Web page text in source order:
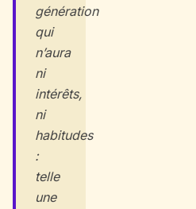
génération
qui
n’aura
ni
intérêts,
ni
habitudes
:
telle
une